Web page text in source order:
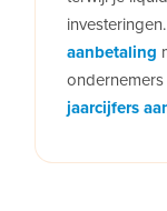
aanbetaling
jaarcijfers